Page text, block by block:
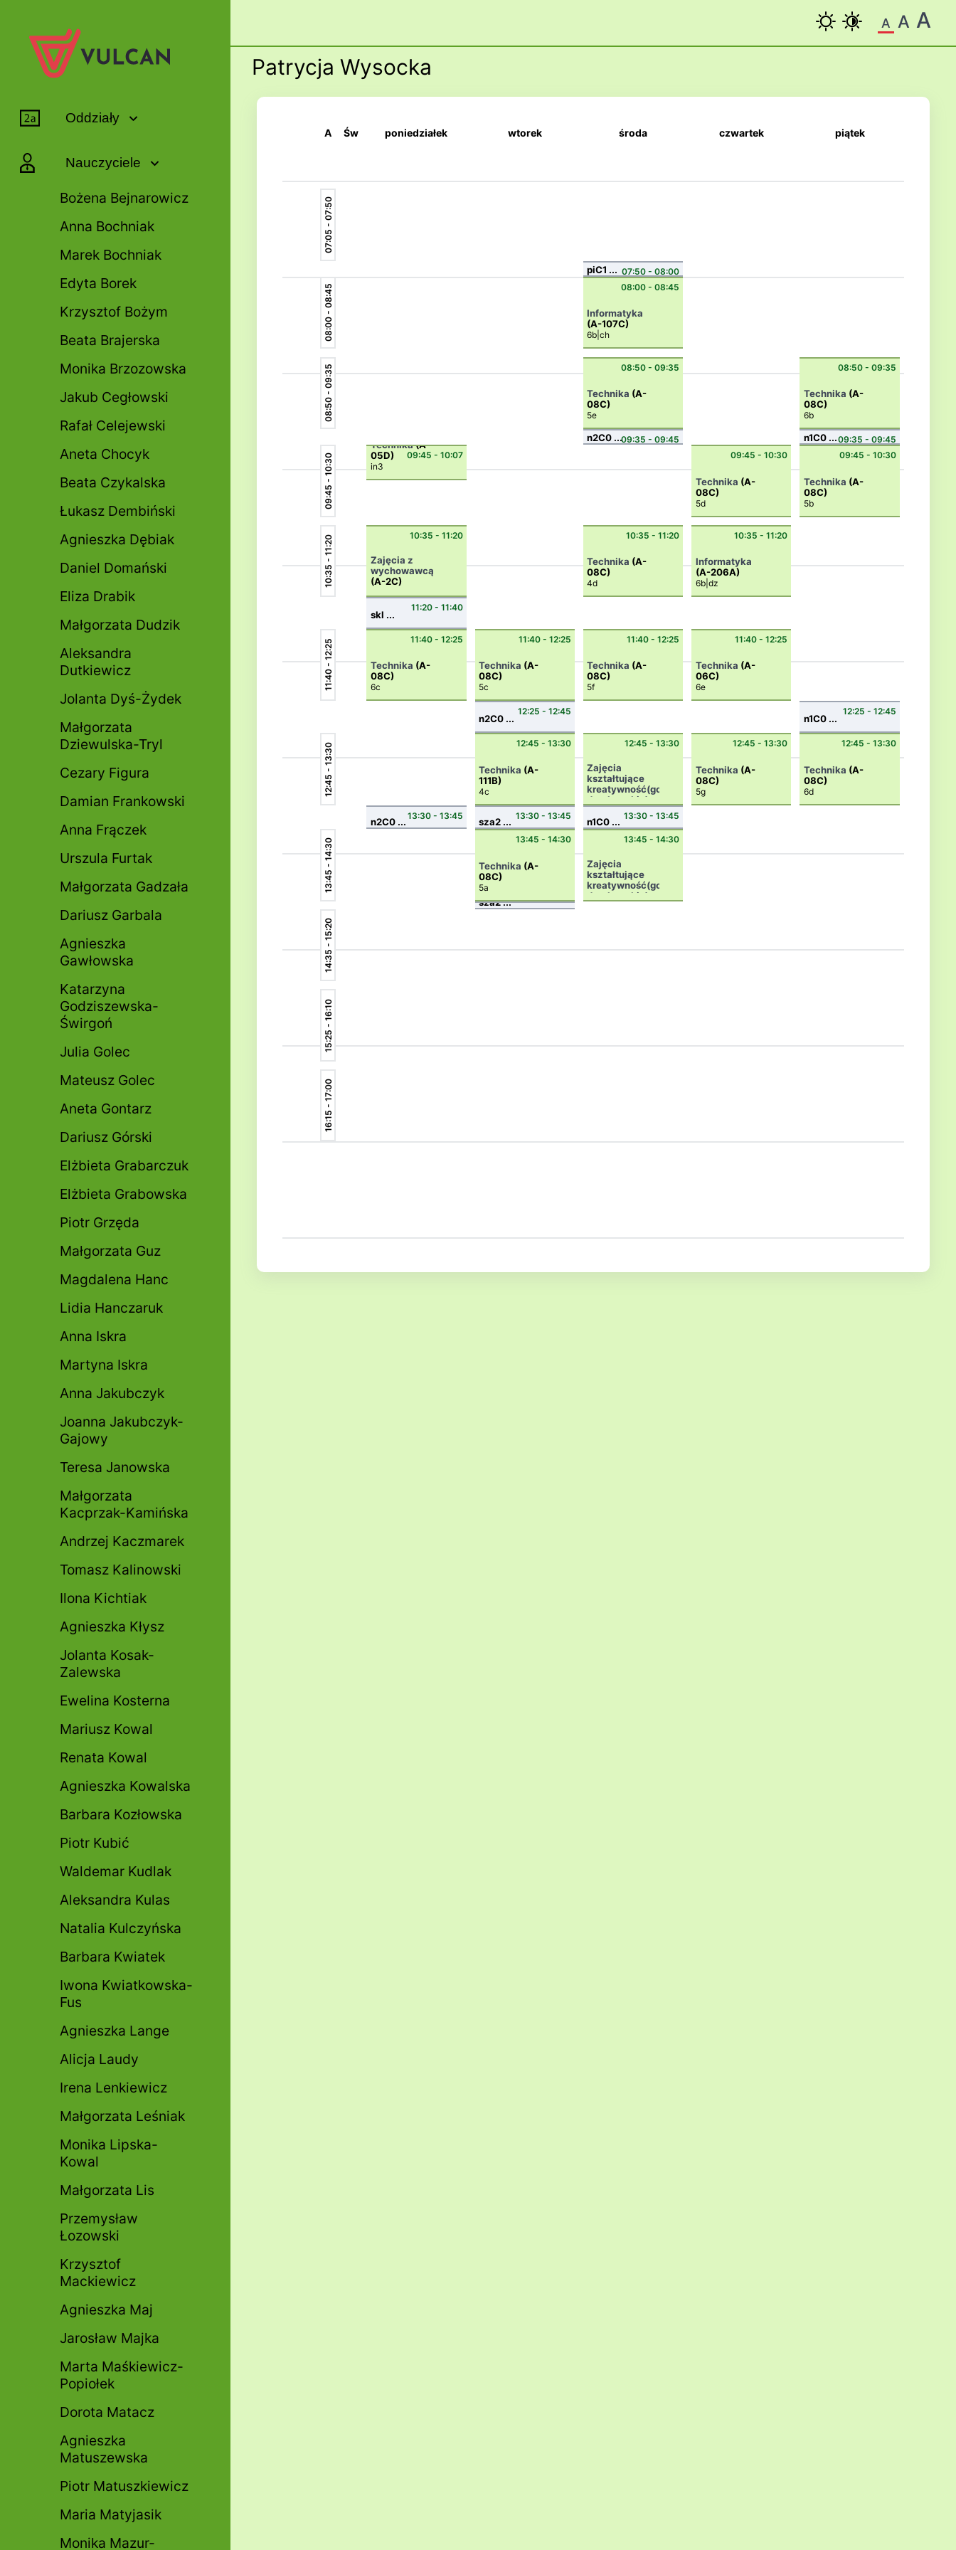
Oddziały
Nauczyciele
Bożena Bejnarowicz
Anna Bochniak
Marek Bochniak
Edyta Borek
Krzysztof Bożym
Beata Brajerska
Monika Brzozowska
Jakub Cegłowski
Rafał Celejewski
Aneta Chocyk
Beata Czykalska
Łukasz Dembiński
Agnieszka Dębiak
Daniel Domański
Eliza Drabik
Małgorzata Dudzik
Aleksandra
Dutkiewicz
Jolanta Dyś-Żydek
Małgorzata
Dziewulska-Tryl
Cezary Figura
Damian Frankowski
Anna Frączek
Urszula Furtak
Małgorzata Gadzała
Dariusz Garbala
Agnieszka
Gawłowska
Katarzyna
Godziszewska-
Świrgoń
Julia Golec
Mateusz Golec
Aneta Gontarz
Dariusz Górski
Elżbieta Grabarczuk
Elżbieta Grabowska
Piotr Grzęda
Małgorzata Guz
Magdalena Hanc
Lidia Hanczaruk
Anna Iskra
Martyna Iskra
Anna Jakubczyk
Joanna Jakubczyk-
Gajowy
Teresa Janowska
Małgorzata
Kacprzak-Kamińska
Andrzej Kaczmarek
Tomasz Kalinowski
Ilona Kichtiak
Agnieszka Kłysz
Jolanta Kosak-
Zalewska
Ewelina Kosterna
Mariusz Kowal
Renata Kowal
Agnieszka Kowalska
Barbara Kozłowska
Piotr Kubić
Waldemar Kudlak
Aleksandra Kulas
Natalia Kulczyńska
Barbara Kwiatek
Iwona Kwiatkowska-
Fus
Agnieszka Lange
Alicja Laudy
Irena Lenkiewicz
Małgorzata Leśniak
Monika Lipska-
Kowal
Małgorzata Lis
Przemysław
Łozowski
Krzysztof
Mackiewicz
Agnieszka Maj
Jarosław Majka
Marta Maśkiewicz-
Popiołek
Dorota Matacz
Agnieszka
Matuszewska
Piotr Matuszkiewicz
Maria Matyjasik
Monika Mazur-
A A A
Patrycja Wysocka
A
07:05 - 07:50
08:00 - 08:45
08:50 - 09:35
09:45 - 10:30
10:35 - 11:20
11:40 - 12:25
12:45 - 13:30
13:45 - 14:30
14:35 - 15:20
15:25 - 16:10
16:15 - 17:00
Św poniedziałek
09:45 - 10:07
Technika(A-
05D)
in3
10:35 - 11:20
Zajęcia z
wychowawcą
(A-2C)
11:20 - 11:40
skl ...
11:40 - 12:25
Technika (A-
08C)
6c
13:30 - 13:45
n2C0 ...
wtorek
11:40 - 12:25
Technika (A-
08C)
5c
12:25 - 12:45
n2C0 ...
12:45 - 13:30
Technika (A-
111B)
4c
13:30 - 13:45
sza2 ...
13:45 - 14:30
Technika (A-
08C)
5a
14:30 - 14:35
sza2 ...
środa
07:50 - 08:00
piC1 ...
08:00 - 08:45
Informatyka
(A-107C)
6b|ch
08:50 - 09:35
Technika (A-
08C)
5e
09:35 - 09:45
n2C0 ...
10:35 - 11:20
Technika (A-
08C)
4d
11:40 - 12:25
Technika (A-
08C)
5f
12:45 - 13:30
Zajęcia
kształtujące
kreatywność(godziny
dyrektorskie)
(A-08C)
4g
13:30 - 13:45
n1C0 ...
13:45 - 14:30
Zajęcia
kształtujące
kreatywność(godziny
dyrektorskie)
czwartek
09:45 - 10:30
Technika (A-
08C)
5d
10:35 - 11:20
Informatyka
(A-206A)
6b|dz
11:40 - 12:25
Technika (A-
06C)
6e
12:45 - 13:30
Technika (A-
08C)
5g
piątek
08:50 - 09:35
Technika (A-
08C)
6b
09:35 - 09:45
n1C0 ...
09:45 - 10:30
Technika (A-
08C)
5b
12:25 - 12:45
n1C0 ...
12:45 - 13:30
Technika (A-
08C)
6d